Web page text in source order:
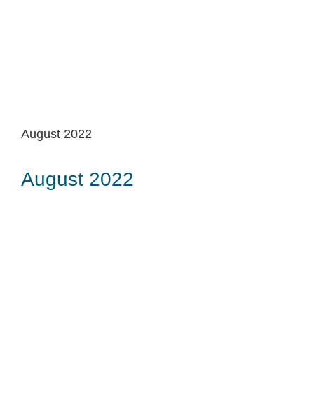
August 2022
August 2022